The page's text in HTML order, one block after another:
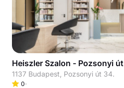
Heiszler Szalon - Pozsonyi út
1137 Budapest, Pozsonyi út 34.
0